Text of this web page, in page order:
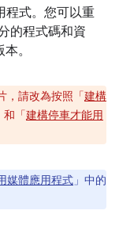
程式。您可以重
的程式碼和資
。
，請改為按照「建構
和「建構停車才能用
媒體應用程式 」中的